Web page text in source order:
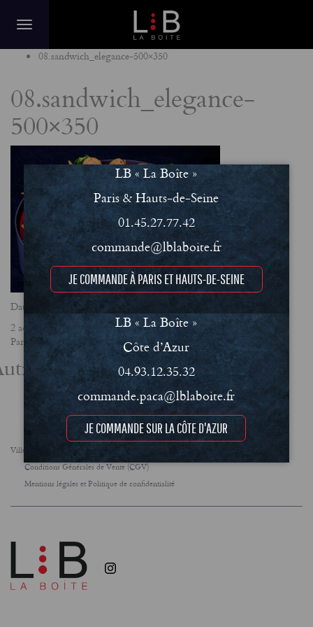
08.sandwich_elegance-500×350
08.sandwich_elegance-
500×350
Date
2 août 2019
Partager
actualités
Villes Le concept
Notre engagement RSE
Conditions Générales de Vente (CGV)
Mentions légales et Politique de confidentialité
LB « La Boîte »
Paris & Hauts-de-Seine
01.45.27.77.42
commande@lblaboite.fr
JE COMMANDE À PARIS ET HAUTS-DE-SEINE
LB « La Boîte »
Côte d’Azur
04.93.12.35.32
commande.paca@lblaboite.fr
JE COMMANDE SUR LA CÔTE D'AZUR